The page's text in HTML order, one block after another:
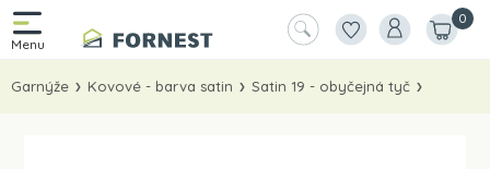
0
Garnýže Kovové - barva satin Satin 19 - obyčejná tyč